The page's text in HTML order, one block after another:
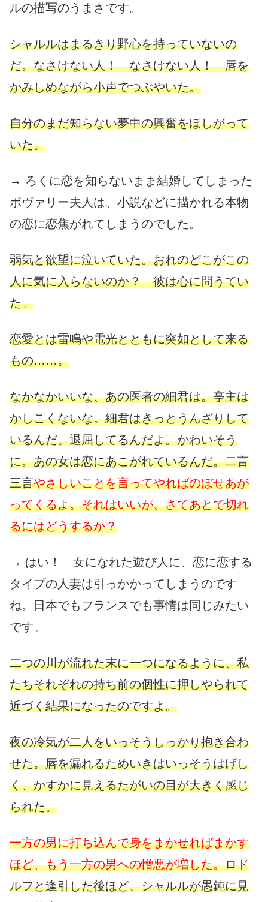
ルの描写のうまさです。
シャルルはまるきり野心を持っていないの
だ。なさけない人！ なさけない人！ 唇を
かみしめながら小声でつぶやいた。
自分のまだ知らない夢中の興奮をほしがって
いた。
→ ろくに恋を知らないまま結婚してしまった
ボヴァリー夫人は、小説などに描かれる本物
の恋に恋焦がれてしまうのでした。
弱気と欲望に泣いていた。おれのどこがこの
人に気に入らないのか？ 彼は心に問うてい
た。
恋愛とは雷鳴や電光とともに突如として来る
もの……。
なかなかいいな、あの医者の細君は。亭主は
かしこくないな。細君はきっとうんざりして
いるんだ。退屈してるんだよ。かわいそう
に。あの女は恋にあこがれているんだ。二言
三言やさしいことを言ってやればのぼせあが
ってくるよ。それはいいが、さてあとで切れ
るにはどうするか？
→ はい！ 女になれた遊び人に、恋に恋する
タイプの人妻は引っかかってしまうのです
ね。日本でもフランスでも事情は同じみたい
です。
二つの川が流れた末に一つになるように、私
たちそれぞれの持ち前の個性に押しやられて
近づく結果になったのですよ。
夜の冷気が二人をいっそうしっかり抱き合わ
せた。唇を漏れるためいきはいっそうはげし
く、かすかに見えるたがいの目が大きく感じ
られた。
一方の男に打ち込んで身をまかせればまかす
ほど、もう一方の男への憎悪が増した。ロド
ルフと逢引した後ほど、シャルルが愚鈍に見